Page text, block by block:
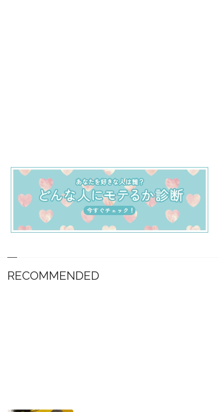
RECOMMENDED